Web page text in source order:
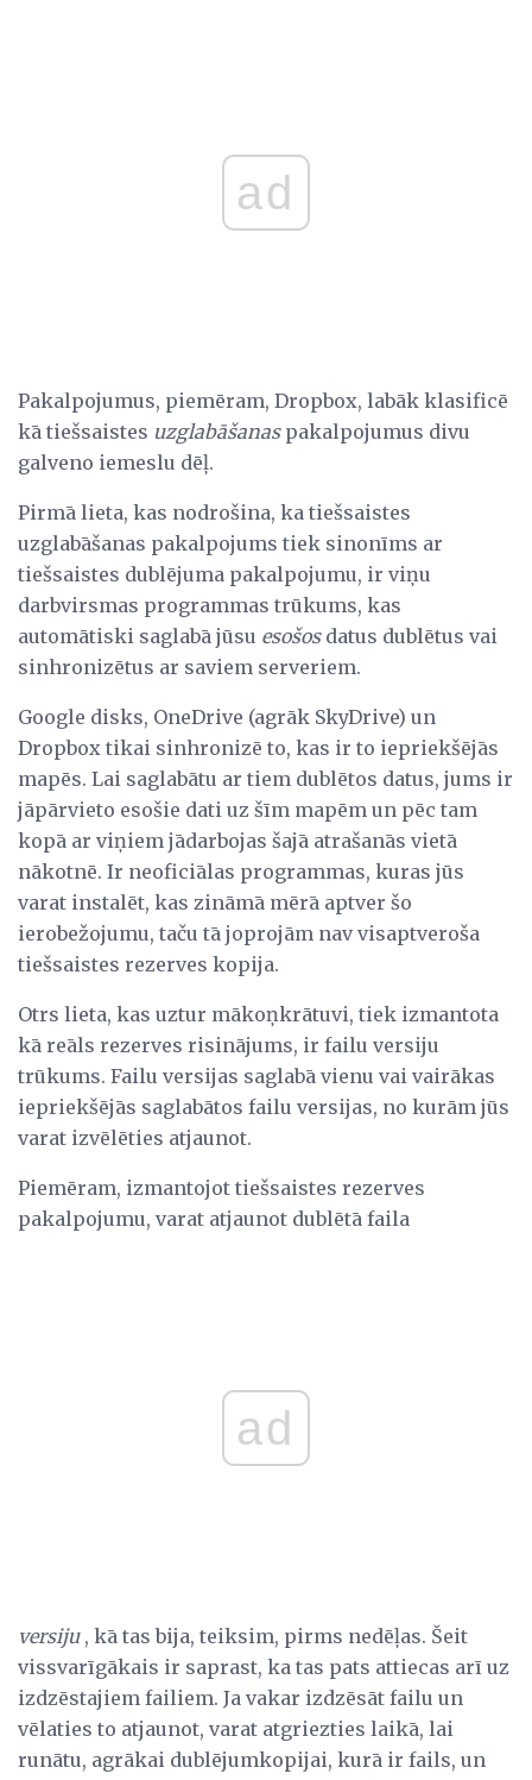
ad
Pakalpojumus, piemēram, Dropbox, labāk klasificē
kā tiešsaistes uzglabāšanaspakalpojumus divu
galveno iemeslu dēļ.
Pirmā lieta, kas nodrošina, ka tiešsaistes
uzglabāšanas pakalpojums tiek sinonīms ar
tiešsaistes dublējuma pakalpojumu, ir viņu
darbvirsmas programmas trūkums, kas
automātiski saglabā jūsu esošosdatus dublētus vai
sinhronizētus ar saviem serveriem.
Google disks, OneDrive (agrāk SkyDrive) un
Dropbox tikai sinhronizē to, kas ir to iepriekšējās
mapēs. Lai saglabātu ar tiem dublētos datus, jums ir
jāpārvieto esošie dati uz šīm mapēm un pēc tam
kopā ar viņiem jādarbojas šajā atrašanās vietā
nākotnē. Ir neoficiālas programmas, kuras jūs
varat instalēt, kas zināmā mērā aptver šo
ierobežojumu, taču tā joprojām nav visaptveroša
tiešsaistes rezerves kopija.
Otrs lieta, kas uztur mākoņkrātuvi, tiek izmantota
kā reāls rezerves risinājums, ir failu versiju
trūkums. Failu versijas saglabā vienu vai vairākas
iepriekšējās saglabātos failu versijas, no kurām jūs
varat izvēlēties atjaunot.
Piemēram, izmantojot tiešsaistes rezerves
pakalpojumu, varat atjaunot dublētā faila
ad
versiju, kā tas bija, teiksim, pirms nedēļas. Šeit
vissvarīgākais ir saprast, ka tas pats attiecas arī uz
izdzēstajiem failiem. Ja vakar izdzēsāt failu un
vēlaties to atjaunot, varat atgriezties laikā, lai
runātu, agrākai dublējumkopijai, kurā ir fails, un